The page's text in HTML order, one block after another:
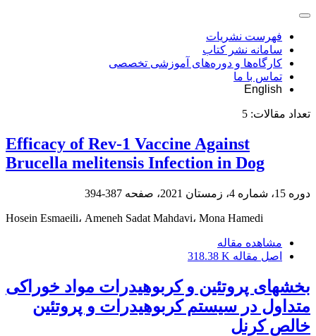
فهرست نشریات
سامانه نشر کتاب
کارگاه‌ها و دوره‌های آموزشی تخصصی
تماس با ما
English
تعداد مقالات: 5
Efficacy of Rev-1 Vaccine Against
Brucella melitensis Infection in Dog
دوره 15، شماره 4، زمستان 2021، صفحه 387-394
Hosein Esmaeili، Ameneh Sadat Mahdavi، Mona Hamedi
مشاهده مقاله
اصل مقاله 318.38 K
بخشهای پروتئین و کربوهیدرات مواد خوراکی
متداول در سیستم کربوهیدرات و پروتئین
خالص کرنل